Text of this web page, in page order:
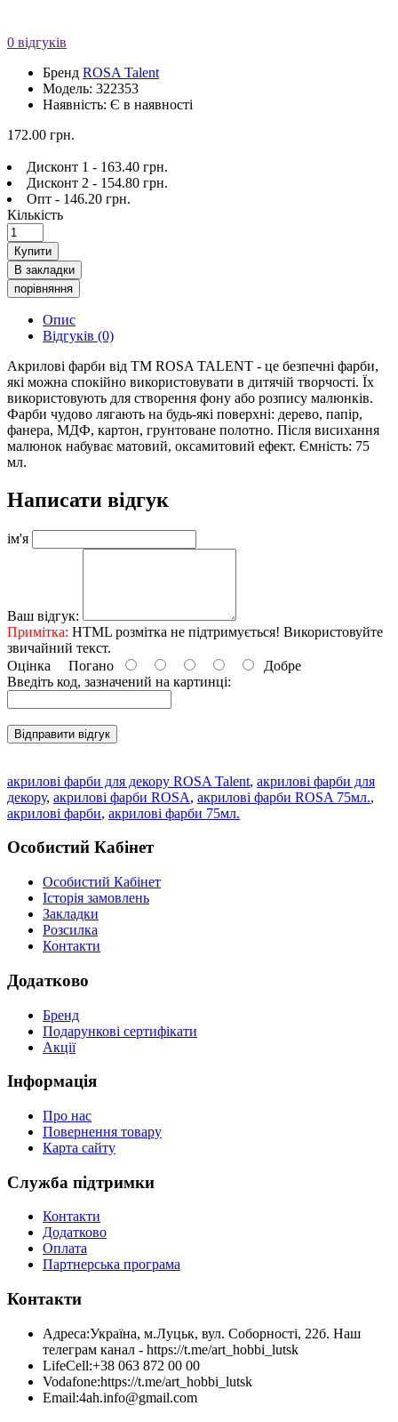
0 відгуків
Бренд ROSA Talent
Модель: 322353
Наявність: Є в наявності
172.00 грн.
Дисконт 1 - 163.40 грн.
Дисконт 2 - 154.80 грн.
Опт - 146.20 грн.
Кількість
Купити
В закладки
порівняння
Опис
Відгуків (0)
Акрилові фарби від ТМ ROSA TALENT - це безпечні фарби,
які можна спокійно використовувати в дитячій творчості. Їх
використовують для створення фону або розпису малюнків.
Фарби чудово лягають на будь-які поверхні: дерево, папір,
фанера, МДФ, картон, грунтоване полотно. Після висихання
малюнок набуває матовий, оксамитовий ефект. Ємність: 75
мл.
Написати відгук
ім'я
Ваш відгук:
Примітка: HTML розмітка не підтримується! Використовуйте
звичайний текст.
Оцінка Погано
Добре
Введіть код, зазначений на картинці:
Відправити відгук
акрилові фарби для декору ROSA Talent, акрилові фарби для
декору, акрилові фарби ROSA, акрилові фарби ROSA 75мл.,
акрилові фарби, акрилові фарби 75мл.
Особистий Кабінет
Особистий Кабінет
Історія замовлень
Закладки
Розсилка
Контакти
Додатково
Бренд
Подарункові сертифікати
Акції
Інформація
Про нас
Повернення товару
Карта сайту
Служба підтримки
Контакти
Додатково
Оплата
Партнерська програма
Контакти
Адреса:Україна, м.Луцьк, вул. Соборності, 22б. Наш
телеграм канал - https://t.me/art_hobbi_lutsk
LifeCell:+38 063 872 00 00
Vodafone:https://t.me/art_hobbi_lutsk
Email:4ah.info@gmail.com